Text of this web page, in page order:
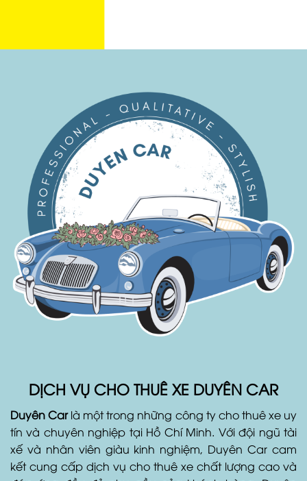
DỊCH VỤ CHO THUÊ XE DUYÊN CAR
Duyên Carlà một trong những công ty cho thuê xe uy